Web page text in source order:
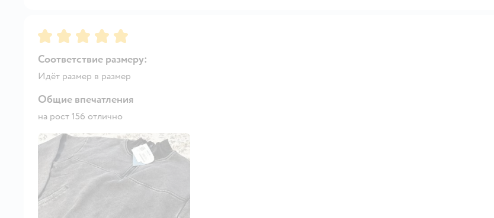
Рейтинг:5
Соответствие размеру:
Идёт размер в размер
Общие впечатления
на рост 156 отлично